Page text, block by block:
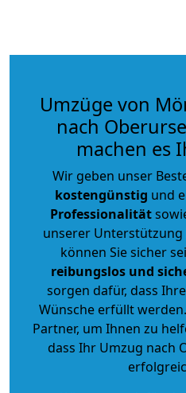
Umzüge von
nach
machen es
Wir geben unser
kostengünstig und
Professionalität
unserer
können Sie sicher
reibungslos und
sorgen dafür, dass
Wünsche erfüllt
Partner, um Ihnen zu
dass Ihr Umzug nach